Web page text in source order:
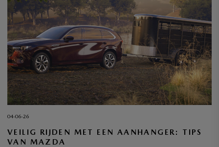
04-06-26
VEILIG RIJDEN MET EEN AANHANGER: TIPS
VAN MAZDA